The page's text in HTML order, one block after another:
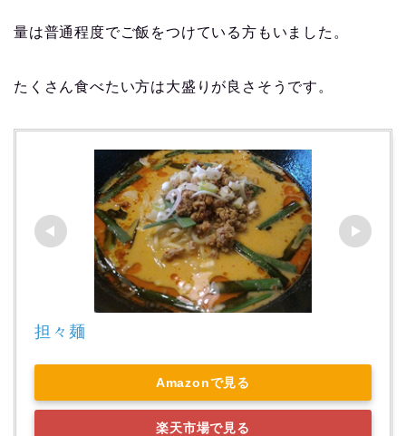
量は普通程度でご飯をつけている方もいました。
たくさん食べたい方は大盛りが良さそうです。
担々麺
Amazonで見る
楽天市場で見る